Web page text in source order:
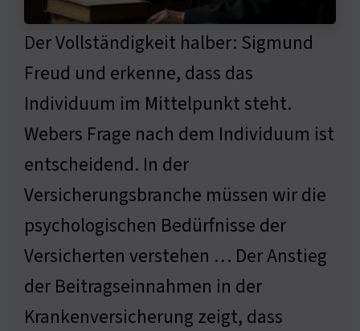
Der Vollständigkeit halber: Sigmund
Freud und erkenne, dass das
Individuum im Mittelpunkt steht.
Webers Frage nach dem Individuum ist
entscheidend. In der
Versicherungsbranche müssen wir die
psychologischen Bedürfnisse der
Versicherten verstehen … Der Anstieg
der Beitragseinnahmen in der
Krankenversicherung zeigt, dass